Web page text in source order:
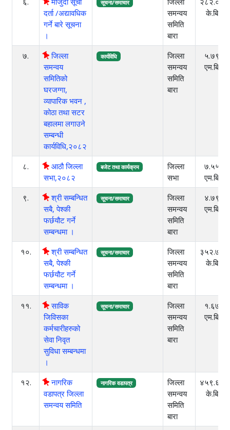
दर्ता /अद्यावधिक
गर्ने बारे सूचना
।
सूचना/समाचार
समन्वय
समिति
बारा
के.बि
७.
जिल्ला
समन्वय
समितिको
घरजग्गा,
व्यापारिक भवन ,
कोठा तथा सटर
बहालमा लगाउने
सम्बन्धी
कार्यविधि,२०८२
कार्यविधि
जिल्ला
समन्वय
समिति
बारा
५.७९
एम.बि.
८.
आठौ जिल्ला
सभा,२०८२
बजेट तथा कार्यक्रम
जिल्ला
सभा
७.५५
एम.बि.
९.
श्री सम्बन्धित
सबै, पेश्की
फर्छयौट गर्ने
सम्बन्धमा ।
सूचना/समाचार
जिल्ला
समन्वय
समिति
बारा
४.७९
एम.बि.
१०.
श्री सम्बन्धित
सबै, पेश्की
फर्छयौट गर्ने
सम्बन्धमा ।
सूचना/समाचार
जिल्ला
समन्वय
समिति
बारा
३५२.७८
के.बि
११.
साविक
जिविसका
कर्मचारीहरुको
सेवा निवृत
सुविधा सम्बन्धमा
।
सूचना/समाचार
जिल्ला
समन्वय
समिति
बारा
१.६७
एम.बि.
१२.
नागरिक
वडापत्र जिल्ला
समन्वय समिति
नागरिक वडापत्र
जिल्ला
समन्वय
समिति
बारा
४५९.६८
के.बि